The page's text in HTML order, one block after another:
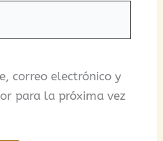
correo electrónico y
para la próxima vez